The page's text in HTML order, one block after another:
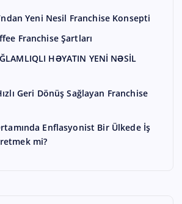
Yeni Nesil Franchise Konsepti
Franchise Şartları
HƏYATIN YENİ NƏSİL
Geri Dönüş Sağlayan Franchise
Enflasyonist Bir Ülkede İş
mi?